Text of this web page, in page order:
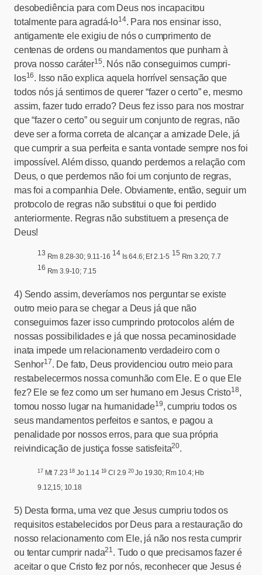
desobediência para com Deus nos incapacitou
totalmente para agradá-lo14. Para nos ensinar isso,
antigamente ele exigiu de nós o cumprimento de
centenas de ordens ou mandamentos que punham à
prova nosso caráter15. Nós não conseguimos cumpri-
los16. Isso não explica aquela horrível sensação que
todos nós já sentimos de querer “fazer o certo” e, mesmo
assim, fazer tudo errado? Deus fez isso para nos mostrar
que “fazer o certo” ou seguir um conjunto de regras, não
deve ser a forma correta de alcançar a amizade Dele, já
que cumprir a sua perfeita e santa vontade sempre nos foi
impossível. Além disso, quando perdemos a relação com
Deus, o que perdemos não foi um conjunto de regras,
mas foi a companhia Dele. Obviamente, então, seguir um
protocolo de regras não substitui o que foi perdido
anteriormente. Regras não substituem a presença de
Deus!
13 Rm 8.28-30; 9.11-16 14 Is 64.6; Ef 2.1-5 15 Rm 3.20; 7.7
16 Rm 3.9-10; 7.15
4)Sendo assim, deveríamos nos perguntar se existe
outro meio para se chegar a Deus já que não
conseguimos fazer isso cumprindo protocolos além de
nossas possibilidades e já que nossa pecaminosidade
inata impede um relacionamento verdadeiro com o
Senhor17. De fato, Deus providenciou outro meio para
restabelecermos nossa comunhão com Ele. E o que Ele
fez? Ele se fez como um ser humano em Jesus Cristo18,
tomou nosso lugar na humanidade19, cumpriu todos os
seus mandamentos perfeitos e santos, e pagou a
penalidade por nossos erros, para que sua própria
reivindicação de justiça fosse satisfeita20.
17 Mt 7.2318Jo 1.14 19 Cl 2.9 20Jo 19.30; Rm 10.4; Hb
9.12,15; 10.18
5)Desta forma, uma vez que Jesus cumpriu todos os
requisitos estabelecidos por Deus para a restauração do
nosso relacionamento com Ele, já não nos resta cumprir
ou tentar cumprir nada21. Tudo o que precisamos fazer é
aceitar o que Cristo fez por nós, reconhecer que Jesus é